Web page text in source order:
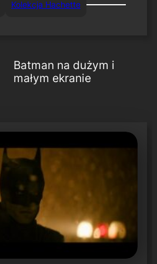
Kolekcja Hachette
Batman na dużym i
małym ekranie